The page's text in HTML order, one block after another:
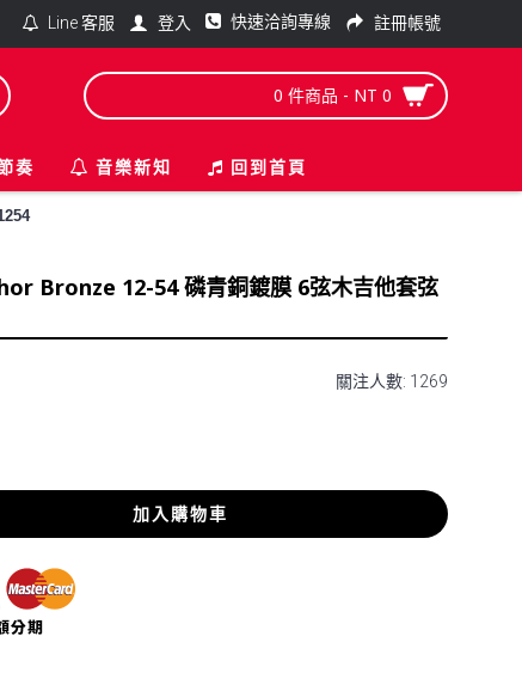
Line 客服 登入 快速洽詢專線 註冊帳號
0 件商品 - NT 0
奏 音樂新知 回到首頁
Bronze 12-54 磷青銅鍍膜 6弦木吉他套弦
關注人數: 1269
加入購物車